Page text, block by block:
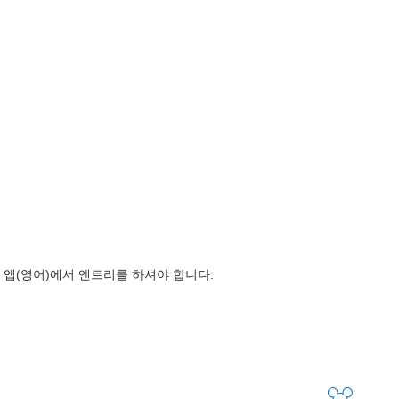
(영어)에서 엔트리를 하셔야 합니다.